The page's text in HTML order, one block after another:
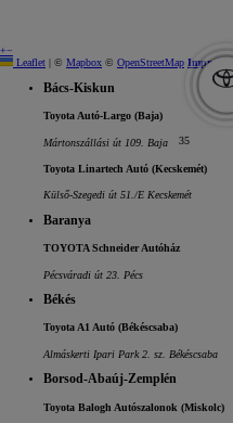
35
+−
Leaflet | © Mapbox © OpenStreetMap Improve
Bács-Kiskun
Toyota Autó-Largo (Baja)
Mártonszállási út 109. Baja
Toyota Linartech Autó (Kecskemét)
Külső-Szegedi út 51./E Kecskemét
Baranya
TOYOTA Schneider Autóház
Pécsváradi út 23. Pécs
Békés
Toyota A1 Autó (Békéscsaba)
Almáskerti Ipari Park 2. sz. Békéscsaba
Borsod-Abaúj-Zemplén
Toyota Balogh Autószalonok (Miskolc)